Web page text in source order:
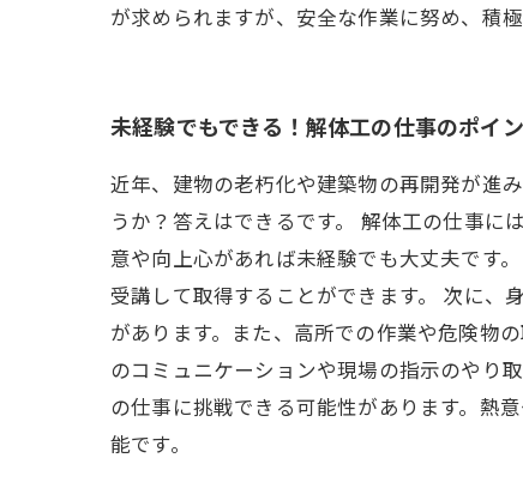
が求められますが、安全な作業に努め、積
未経験でもできる！解体工の仕事のポイ
近年、建物の老朽化や建築物の再開発が進
うか？答えはできるです。 解体工の仕事
意や向上心があれば未経験でも大丈夫です
受講して取得することができます。 次に、
があります。また、高所での作業や危険物
のコミュニケーションや現場の指示のやり
の仕事に挑戦できる可能性があります。熱
能です。